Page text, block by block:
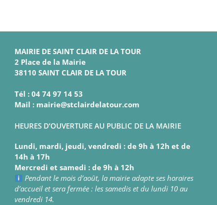
MAIRIE DE SAINT CLAIR DE LA TOUR
2 Place de la Mairie
38110 SAINT CLAIR DE LA TOUR
Tél : 04 74 97 14 53
Mail : mairie@stclairdelatour.com
HEURES D’OUVERTURE AU PUBLIC DE LA MAIRIE
Lundi, mardi, jeudi, vendredi : de 9h à 12h et de
14h à 17h
Mercredi et samedi : de 9h à 12h
Pendant le mois d’août, la mairie adapte ses horaires
d’accueil et sera fermée : les samedis et du lundi 10 au
vendredi 14.